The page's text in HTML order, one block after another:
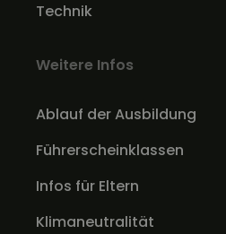
Technik
Weitere Infos
Ablauf der Ausbildung
Führerscheinklassen
Infos für Eltern
Klimaneutralität